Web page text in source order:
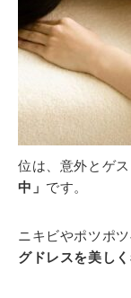
位は、意外とゲ
中」 です。
ニキビやポツポツ
グドレスを美し